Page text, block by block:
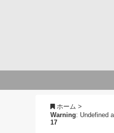
ホーム >
Warning: Undefined
17